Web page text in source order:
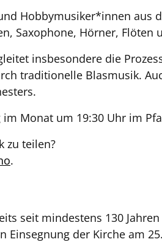
Hobbymusiker*innen aus
Saxophone, Hörner, Flöten
insbesondere die
traditionelle Blasmusik.
Monat um 19:30 Uhr im
zu teilen?
.
seit mindestens 130
der Kirche am